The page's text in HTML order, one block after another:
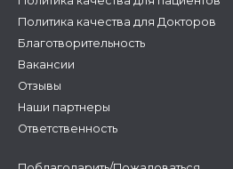
Политика качества для Докторов
Благотворительность
Вакансии
Отзывы
Наши партнеры
Ответственность